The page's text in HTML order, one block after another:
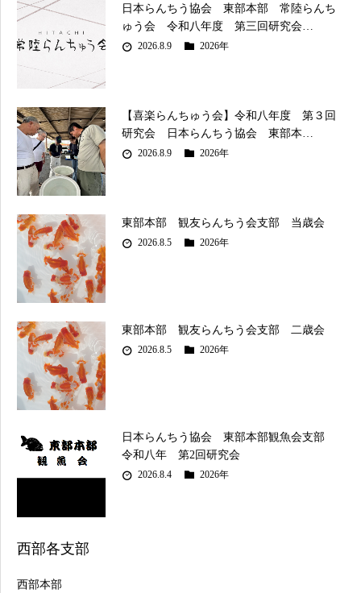
日本らんちう協会 東部本部 常陸らんち
ゅう会 令和八年度 第三回研究会…
2026.8.9 2026年
【喜楽らんちゅう会】令和八年度 第３回
研究会 日本らんちう協会 東部本…
2026.8.9 2026年
東部本部 観友らんちう会支部 当歳会
2026.8.5 2026年
東部本部 観友らんちう会支部 二歳会
2026.8.5 2026年
日本らんちう協会 東部本部観魚会支部
令和八年 第2回研究会
2026.8.4 2026年
西部各支部
西部本部